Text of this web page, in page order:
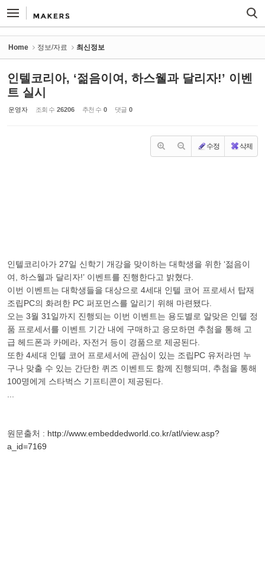
Home 정보/자료 최신정보
인텔코리아, ‘젊음이여, 하스웰과 달리자!’ 이벤
트 실시
운영자 조회 수 26206 추천 수 0 댓글 0
수정 삭제
인텔코리아가 27일 신학기 개강을 맞이하는 대학생을 위한 ‘젊음이
여, 하스웰과 달리자!’ 이벤트를 진행한다고 밝혔다.
이번 이벤트는 대학생들을 대상으로 4세대 인텔 코어 프로세서 탑재
조립PC의 화려한 PC 퍼포먼스를 알리기 위해 마련됐다.
오는 3월 31일까지 진행되는 이번 이벤트는 용도별로 알맞은 인텔 정
품 프로세서를 이벤트 기간 내에 구매하고 응모하면 추첨을 통해 고
급 헤드폰과 카메라, 자전거 등이 경품으로 제공된다.
또한 4세대 인텔 코어 프로세서에 관심이 있는 조립PC 유저라면 누
구나 맞출 수 있는 간단한 퀴즈 이벤트도 함께 진행되며, 추첨을 통해
100명에게 스타벅스 기프티콘이 제공된다.
원문출처 : http://www.embeddedworld.co.kr/atl/view.asp?
a_id=7169